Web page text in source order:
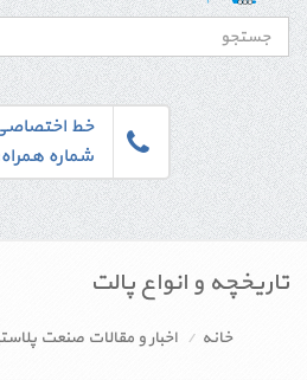
خط اختصاصی ۵ رقمی: ۳۷۸۴۸ -
شماره همراه:
تاریخچه و انواع پالت
خانه اخبار و مقالات صنعت